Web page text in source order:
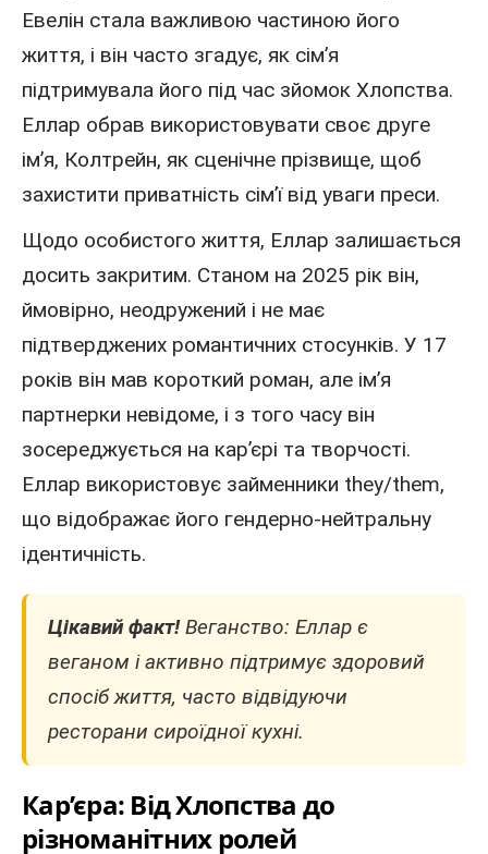
Евелін стала важливою частиною його
життя, і він часто згадує, як сім’я
підтримувала його під час зйомок Хлопства.
Еллар обрав використовувати своє друге
ім’я, Колтрейн, як сценічне прізвище, щоб
захистити приватність сім’ї від уваги преси.
Щодо особистого життя, Еллар залишається
досить закритим. Станом на 2025 рік він,
ймовірно, неодружений і не має
підтверджених романтичних стосунків. У 17
років він мав короткий роман, але ім’я
партнерки невідоме, і з того часу він
зосереджується на кар’єрі та творчості.
Еллар використовує займенники they/them,
що відображає його гендерно-нейтральну
ідентичність.
Цікавий факт!Веганство: Еллар є
веганом і активно підтримує здоровий
спосіб життя, часто відвідуючи
ресторани сироїдної кухні.
Кар’єра: Від Хлопства до
різноманітних ролей